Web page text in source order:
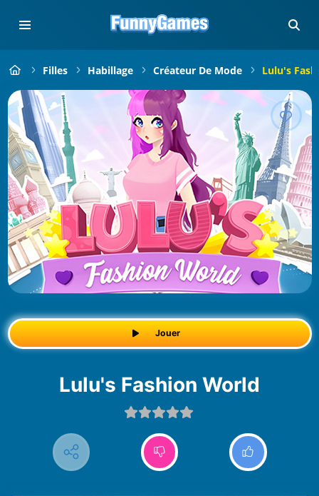
Filles Habillage Créateur De Mode Lulu's
Jouer
Lulu's Fashion World